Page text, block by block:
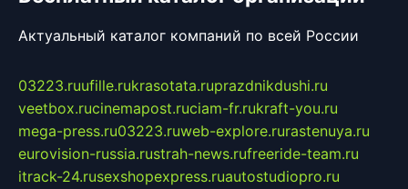
Актуальный каталог компаний по всей России
03223.ruufille.rukrasotata.ruprazdnikdushi.ru
veetbox.rucinemapost.ruciam-fr.rukraft-you.ru
mega-press.ru03223.ruweb-explore.rurastenuya.ru
eurovision-russia.rustrah-news.rufreeride-team.ru
itrack-24.rusexshopexpress.ruautostudiopro.ru